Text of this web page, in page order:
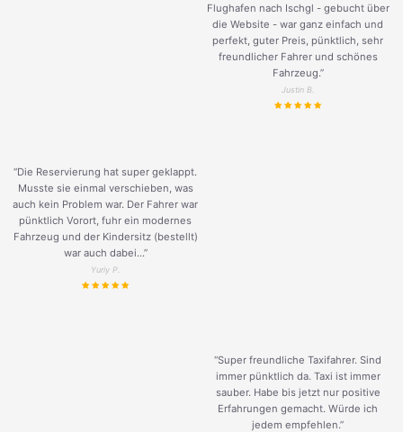
Flughafen nach Ischgl - gebucht über
die Website - war ganz einfach und
perfekt, guter Preis, pünktlich, sehr
freundlicher Fahrer und schönes
Fahrzeug.”
Justin B.
“Die Reservierung hat super geklappt.
Musste sie einmal verschieben, was
auch kein Problem war. Der Fahrer war
pünktlich Vorort, fuhr ein modernes
Fahrzeug und der Kindersitz (bestellt)
war auch dabei...”
Yuriy P.
“Super freundliche Taxifahrer. Sind
immer pünktlich da. Taxi ist immer
sauber. Habe bis jetzt nur positive
Erfahrungen gemacht. Würde ich
jedem empfehlen.”